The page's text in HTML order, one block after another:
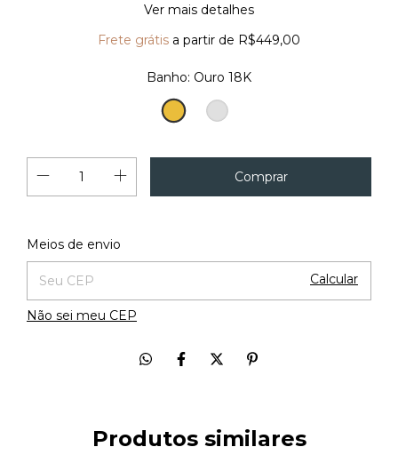
Ver mais detalhes
Frete grátis a partir de R$449,00
Banho: Ouro 18K
Ouro
18K
Prata
Entregas para o CEP:
Meios de envio
Calcular
Não sei meu CEP
Produtos similares